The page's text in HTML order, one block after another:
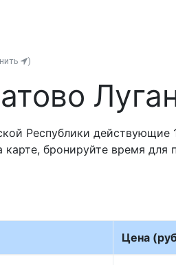
)
Республики действующие
бронируйте время
Цена